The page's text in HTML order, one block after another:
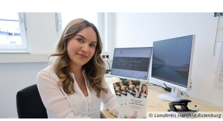
© Landkreis Hersfeld-Rotenburg